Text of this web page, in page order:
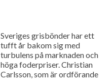
Sveriges grisbönder har ett
tufft år bakom sig med
turbulens på marknaden och
höga foderpriser. Christian
Carlsson, som är ordförande